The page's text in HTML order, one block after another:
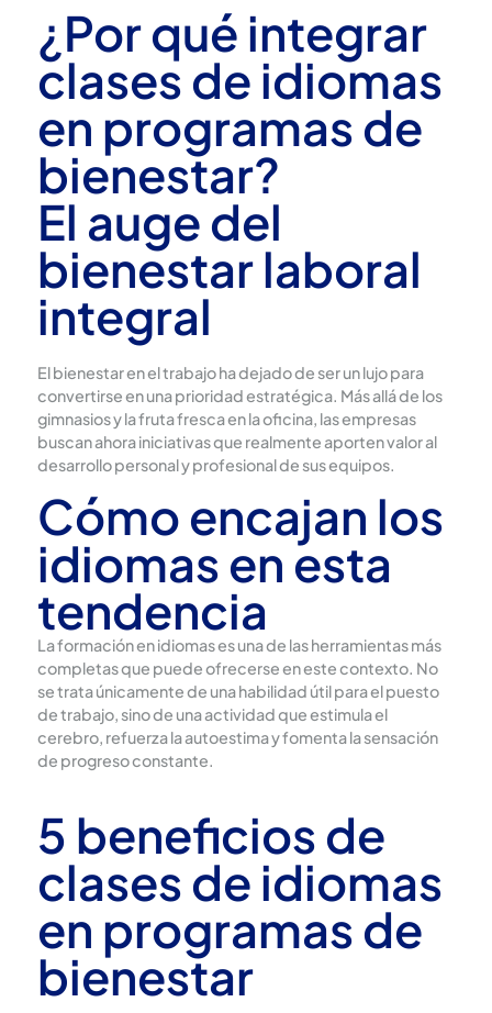
¿Por qué integrar
clases de idiomas
en programas de
bienestar?
El auge del
bienestar laboral
integral
El bienestar en el trabajo ha dejado de ser un lujo para
convertirse en una prioridad estratégica. Más allá de los
gimnasios y la fruta fresca en la oficina, las empresas
buscan ahora iniciativas que realmente aporten valor al
desarrollo personal y profesional de sus equipos.
Cómo encajan los
idiomas en esta
tendencia
La formación en idiomas es una de las herramientas más
completas que puede ofrecerse en este contexto. No
se trata únicamente de una habilidad útil para el puesto
de trabajo, sino de una actividad que estimula el
cerebro, refuerza la autoestima y fomenta la sensación
de progreso constante.
5 beneficios de
clases de idiomas
en programas de
bienestar